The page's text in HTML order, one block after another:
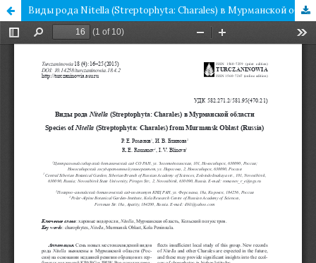
Виды рода Nitella (Streptophyta: Charales) в Мурманской области